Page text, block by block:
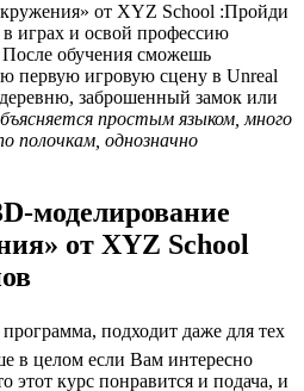
от XYZ School :Пройди
играх и освой профессию
обучения сможешь
первую игровую сцену в Unreal
заброшенный замок или
простым языком, много
полочкам, однозначно
моделирование
от XYZ School
программа, подходит даже для тех
в целом если Вам интересно
этот курс понравится и подача, и